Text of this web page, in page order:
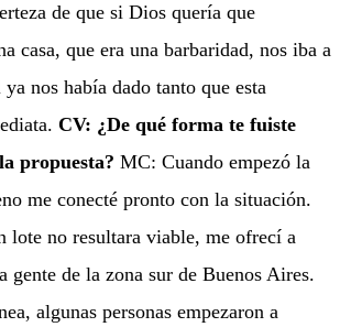
de que si Dios quería que
casa, que era una barbaridad, nos iba a
nos había dado tanto que esta
CV: ¿De qué forma te fuiste
propuesta? MC: Cuando empezó la
me conecté pronto con la situación.
lote no resultara viable, me ofrecí a
gente de la zona sur de Buenos Aires.
algunas personas empezaron a